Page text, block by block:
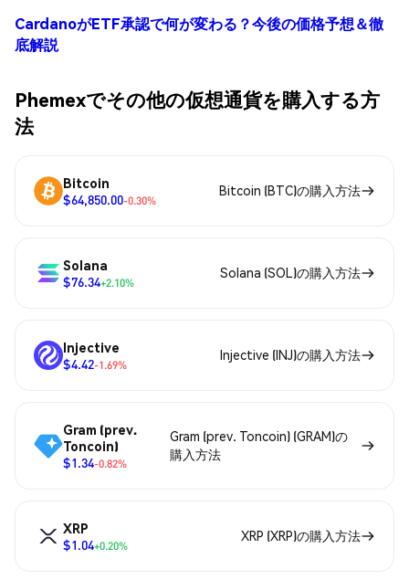
CardanoがETF承認で何が変わる？今後の価格予想＆徹
底解説
Phemexでその他の仮想通貨を購入する方
法
Bitcoin
$64,850.00-0.30%
Bitcoin (BTC)の購入方法
Solana
$76.34+2.10%
Solana (SOL)の購入方法
Injective
$4.42-1.69%
Injective (INJ)の購入方法
Gram (prev.
Toncoin)
$1.34-0.82%
Gram (prev. Toncoin) (GRAM)の
購入方法
XRP
$1.04+0.20%
XRP (XRP)の購入方法